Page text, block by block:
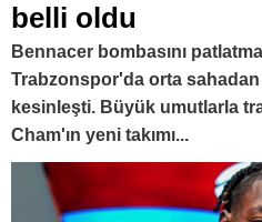
belli oldu
Bennacer bombasını
Trabzonspor'da orta sahadan
kesinleşti. Büyük umutlarla
Cham'ın yeni takımı...